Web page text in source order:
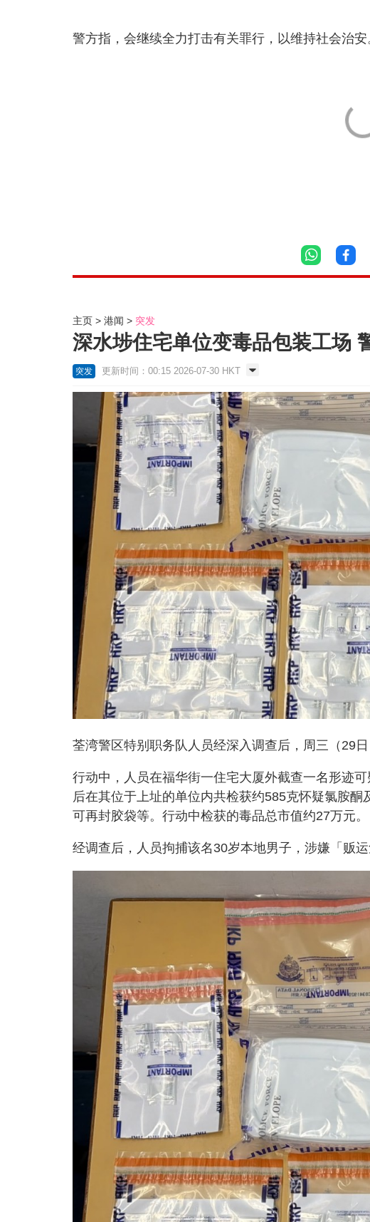
警方指，会继续全力打击有关罪行，以维持社会治安
主页 港闻 突发
深水埗住宅单位变毒品包装工场
突发 更新时间：00:15 2026-07-30 HKT
荃湾警区特别职务队人员经深入调查后，周三（29
行动中，人员在福华街一住宅大厦外截查一名形迹
后在其位于上址的单位内共检获约585克怀疑氯胺
可再封胶袋等。行动中检获的毒品总市值约27万元。
经调查后，人员拘捕该名30岁本地男子，涉嫌「贩